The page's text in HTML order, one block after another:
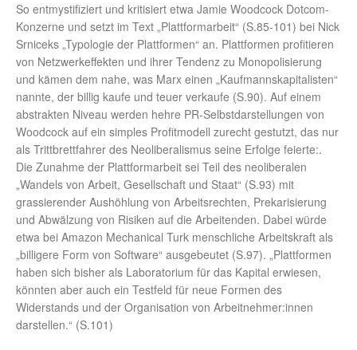
So entmystifiziert und kritisiert etwa Jamie Woodcock Dotcom-
Konzerne und setzt im Text „Plattformarbeit“ (S.85-101) bei Nick
Srniceks „Typologie der Plattformen“ an. Plattformen profitieren
von Netzwerkeffekten und ihrer Tendenz zu Monopolisierung
und kämen dem nahe, was Marx einen „Kaufmannskapitalisten“
nannte, der billig kaufe und teuer verkaufe (S.90). Auf einem
abstrakten Niveau werden hehre PR-Selbstdarstellungen von
Woodcock auf ein simples Profitmodell zurecht gestutzt, das nur
als Trittbrettfahrer des Neoliberalismus seine Erfolge feierte:.
Die Zunahme der Plattformarbeit sei Teil des neoliberalen
„Wandels von Arbeit, Gesellschaft und Staat“ (S.93) mit
grassierender Aushöhlung von Arbeitsrechten, Prekarisierung
und Abwälzung von Risiken auf die Arbeitenden. Dabei würde
etwa bei Amazon Mechanical Turk menschliche Arbeitskraft als
„billigere Form von Software“ ausgebeutet (S.97). „Plattformen
haben sich bisher als Laboratorium für das Kapital erwiesen,
könnten aber auch ein Testfeld für neue Formen des
Widerstands und der Organisation von Arbeitnehmer:innen
darstellen.“ (S.101)